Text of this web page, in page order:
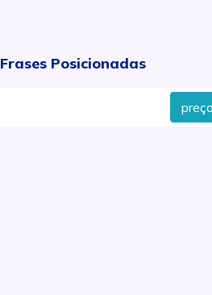
Frases Posicionadas
preço